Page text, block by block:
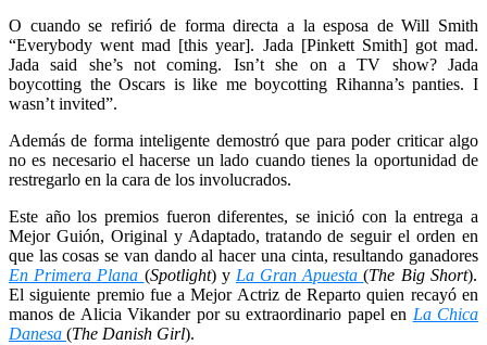
O cuando se refirió de forma directa a la esposa de Will Smith
“Everybody went mad [this year]. Jada [Pinkett Smith] got mad.
Jada said she’s not coming. Isn’t she on a TV show? Jada
boycotting the Oscars is like me boycotting Rihanna’s panties. I
wasn’t invited”.
Además de forma inteligente demostró que para poder criticar algo
no es necesario el hacerse un lado cuando tienes la oportunidad de
restregarlo en la cara de los involucrados.
Este año los premios fueron diferentes, se inició con la entrega a
Mejor Guión, Original y Adaptado, tratando de seguir el orden en
que las cosas se van dando al hacer una cinta, resultando ganadores
En Primera Plana (Spotlight) y La Gran Apuesta(The Big Short).
El siguiente premio fue a Mejor Actriz de Reparto quien recayó en
manos de Alicia Vikander por su extraordinario papel en La Chica
Danesa (The Danish Girl).